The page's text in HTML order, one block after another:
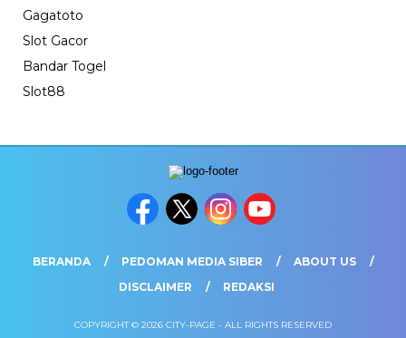
Gagatoto
Slot Gacor
Bandar Togel
Slot88
BERANDA PEDOMAN MEDIA SIBER
ABOUT US
DISCLAIMER
REDAKSI
COPYRIGHT © 2026 CITY-PAGE - ALL RIGHTS RESERVED